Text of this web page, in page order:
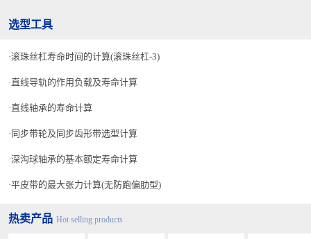
选型工具
滚珠丝杠寿命时间的计算(滚珠丝杠-3)
直线导轨的作用负载及寿命计算
直线轴承的寿命计算
同步带轮及同步齿形带选型计算
深沟球轴承的基本额定寿命计算
平皮带的最大张力计算(无防跑偏肋型)
热卖产品 Hot selling products